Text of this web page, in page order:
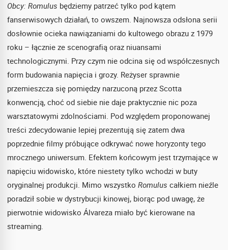
Obcy: Romulus będziemy patrzeć tylko pod kątem
fanserwisowych działań, to owszem. Najnowsza odsłona serii
dosłownie ocieka nawiązaniami do kultowego obrazu z 1979
roku – łącznie ze scenografią oraz niuansami
technologicznymi. Przy czym nie odcina się od współczesnych
form budowania napięcia i grozy. Reżyser sprawnie
przemieszcza się pomiędzy narzuconą przez Scotta
konwencją, choć od siebie nie daje praktycznie nic poza
warsztatowymi zdolnościami. Pod względem proponowanej
treści zdecydowanie lepiej prezentują się zatem dwa
poprzednie filmy próbujące odkrywać nowe horyzonty tego
mrocznego uniwersum. Efektem końcowym jest trzymające w
napięciu widowisko, które niestety tylko wchodzi w buty
oryginalnej produkcji. Mimo wszystko Romulus całkiem nieźle
poradził sobie w dystrybucji kinowej, biorąc pod uwagę, że
pierwotnie widowisko Álvareza miało być kierowane na
streaming.